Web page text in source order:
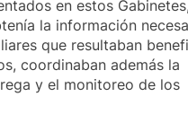
en estos
la información
que resultaban
coordinaban además la
y el monitoreo de los